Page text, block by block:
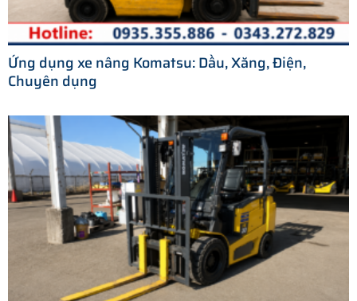
Ứng dụng xe nâng Komatsu: Dầu, Xăng, Điện,
Chuyên dụng